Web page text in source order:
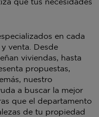
en cada
venta. Desde
viviendas, hasta
propuestas,
nuestro
a buscar la mejor
que el departamento
de tu propiedad